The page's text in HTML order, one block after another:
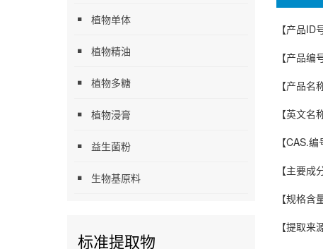
植物单体
植物精油
植物多糖
植物浸膏
益生菌粉
生物基原料
标准提取物
【产品ID
【产品
【产品
【英文
【CAS.
【主要
【规格含
【提取